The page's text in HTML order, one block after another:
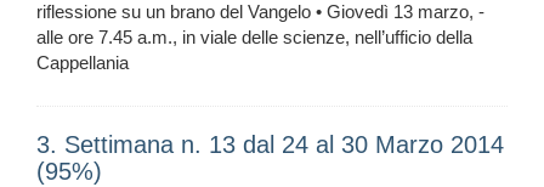
riflessione su un brano del Vangelo • Giovedì 13 marzo, -
alle ore 7.45 a.m., in viale delle scienze, nell’ufficio della
Cappellania
3. Settimana n. 13 dal 24 al 30 Marzo 2014
(95%)